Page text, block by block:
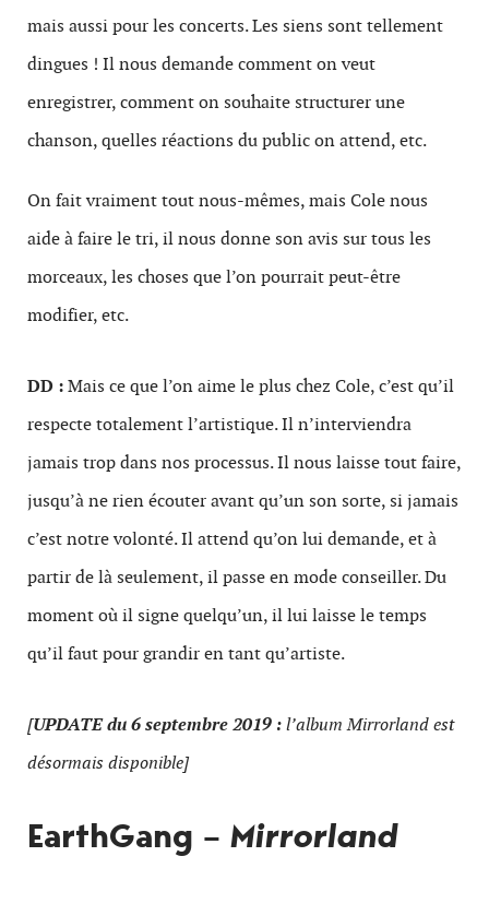
mais aussi pour les concerts. Les siens sont tellement
dingues ! Il nous demande comment on veut
enregistrer, comment on souhaite structurer une
chanson, quelles réactions du public on attend, etc.
On fait vraiment tout nous-mêmes, mais Cole nous
aide à faire le tri, il nous donne son avis sur tous les
morceaux, les choses que l’on pourrait peut-être
modifier, etc.
DD :Mais ce que l’on aime le plus chez Cole, c’est qu’il
respecte totalement l’artistique. Il n’interviendra
jamais trop dans nos processus. Il nous laisse tout faire,
jusqu’à ne rien écouter avant qu’un son sorte, si jamais
c’est notre volonté. Il attend qu’on lui demande, et à
partir de là seulement, il passe en mode conseiller. Du
moment où il signe quelqu’un, il lui laisse le temps
qu’il faut pour grandir en tant qu’artiste.
[UPDATE du 6 septembre 2019 :l’album Mirrorland est
désormais disponible]
EarthGang – Mirrorland